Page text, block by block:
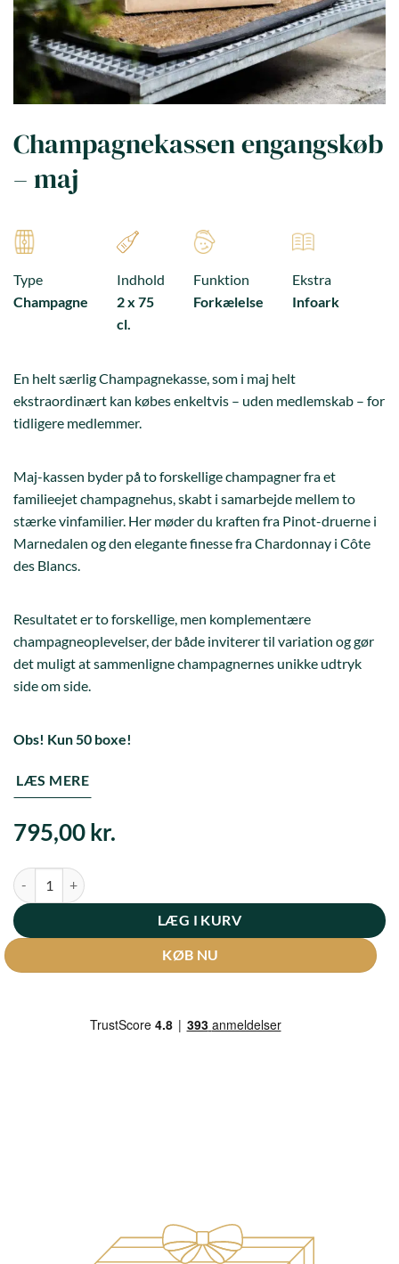
Champagnekassen engangskøb
– maj
Type
Champagne
Indhold
2 x 75
cl.
Funktion
Forkælelse
Ekstra
Infoark
En helt særlig Champagnekasse, som i maj helt
ekstraordinært kan købes enkeltvis – uden medlemskab – for
tidligere medlemmer.
Maj-kassen byder på to forskellige champagner fra et
familieejet champagnehus, skabt i samarbejde mellem to
stærke vinfamilier. Her møder du kraften fra Pinot-druerne i
Marnedalen og den elegante finesse fra Chardonnay i Côte
des Blancs.
Resultatet er to forskellige, men komplementære
champagneoplevelser, der både inviterer til variation og gør
det muligt at sammenligne champagnernes unikke udtryk
side om side.
Obs! Kun 50 boxe!
LÆS MERE
795,00kr.
Champagnekassen engangskøb - maj antal
LÆG I KURV
KØB NU